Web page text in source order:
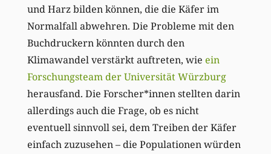
und Harz bilden können, die die Käfer im
Normalfall abwehren. Die Probleme mit den
Buchdruckern könnten durch den
Klimawandel verstärkt auftreten, wie ein
Forschungsteam der Universität Würzburg
herausfand. Die Forscher*innen stellten darin
allerdings auch die Frage, ob es nicht
eventuell sinnvoll sei, dem Treiben der Käfer
einfach zuzusehen – die Populationen würden